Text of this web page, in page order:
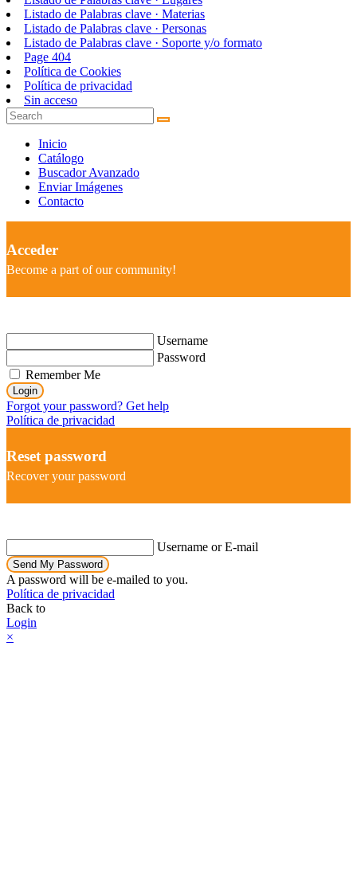
Listado de Palabras clave · Materias
Listado de Palabras clave · Personas
Listado de Palabras clave · Soporte y/o formato
Page 404
Política de Cookies
Política de privacidad
Sin acceso
Inicio
Catálogo
Buscador Avanzado
Enviar Imágenes
Contacto
Acceder
Become a part of our community!
Username
Password
Remember Me
Login
Forgot your password? Get help
Política de privacidad
Reset password
Recover your password
Username or E-mail
Send My Password
A password will be e-mailed to you.
Política de privacidad
Back to
Login
×